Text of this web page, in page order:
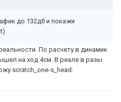
до 132дб и покажи
По расчету в динамик
на ход 4см. В реале в разы
s_head: